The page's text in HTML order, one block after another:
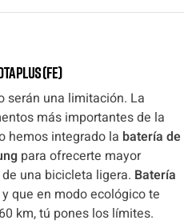
PLUS (FE)
serán una limitación. La
más importantes de la
hemos integrado la batería de
para ofrecerte mayor
una bicicleta ligera. Batería
que en modo ecológico te
km, tú pones los límites.